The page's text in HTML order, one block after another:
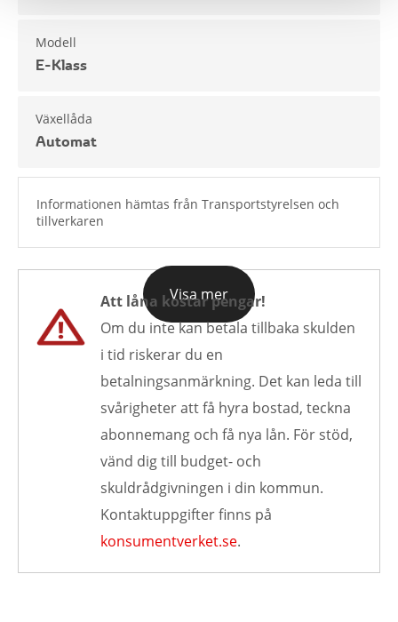
Modell
E-Klass
Växellåda
Automat
Informationen hämtas från Transportstyrelsen och
tillverkaren
Visa mer
Att låna kostar pengar!
Om du inte kan betala tillbaka skulden
i tid riskerar du en
betalningsanmärkning. Det kan leda till
svårigheter att få hyra bostad, teckna
abonnemang och få nya lån. För stöd,
vänd dig till budget- och
skuldrådgivningen i din kommun.
Kontaktuppgifter finns på
konsumentverket.se.